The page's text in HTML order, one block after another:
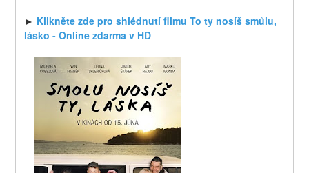
► Klikněte zde pro shlédnutí filmu To ty nosíš smůlu,
lásko - Online zdarma v HD